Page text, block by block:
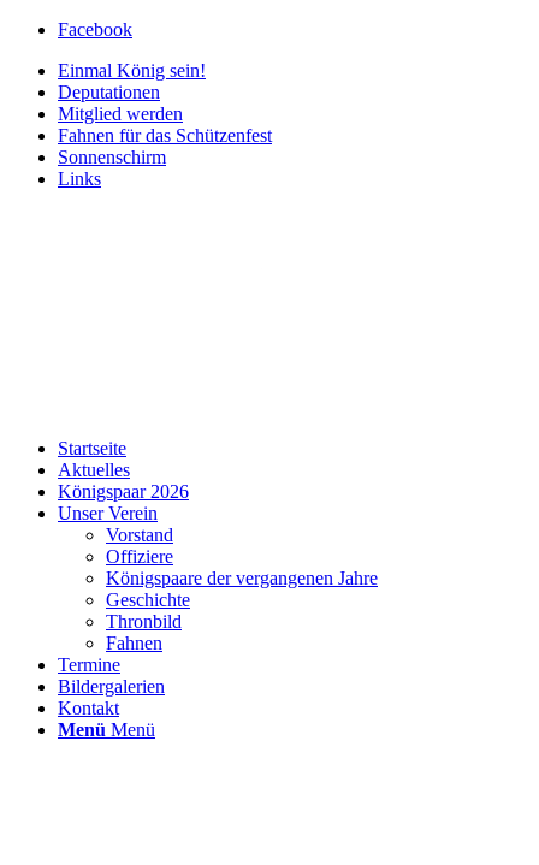
Facebook
Einmal König sein!
Deputationen
Mitglied werden
Fahnen für das Schützenfest
Sonnenschirm
Links
Startseite
Aktuelles
Königspaar 2026
Unser Verein
Vorstand
Offiziere
Königspaare der vergangenen Jahre
Geschichte
Thronbild
Fahnen
Termine
Bildergalerien
Kontakt
Menü Menü